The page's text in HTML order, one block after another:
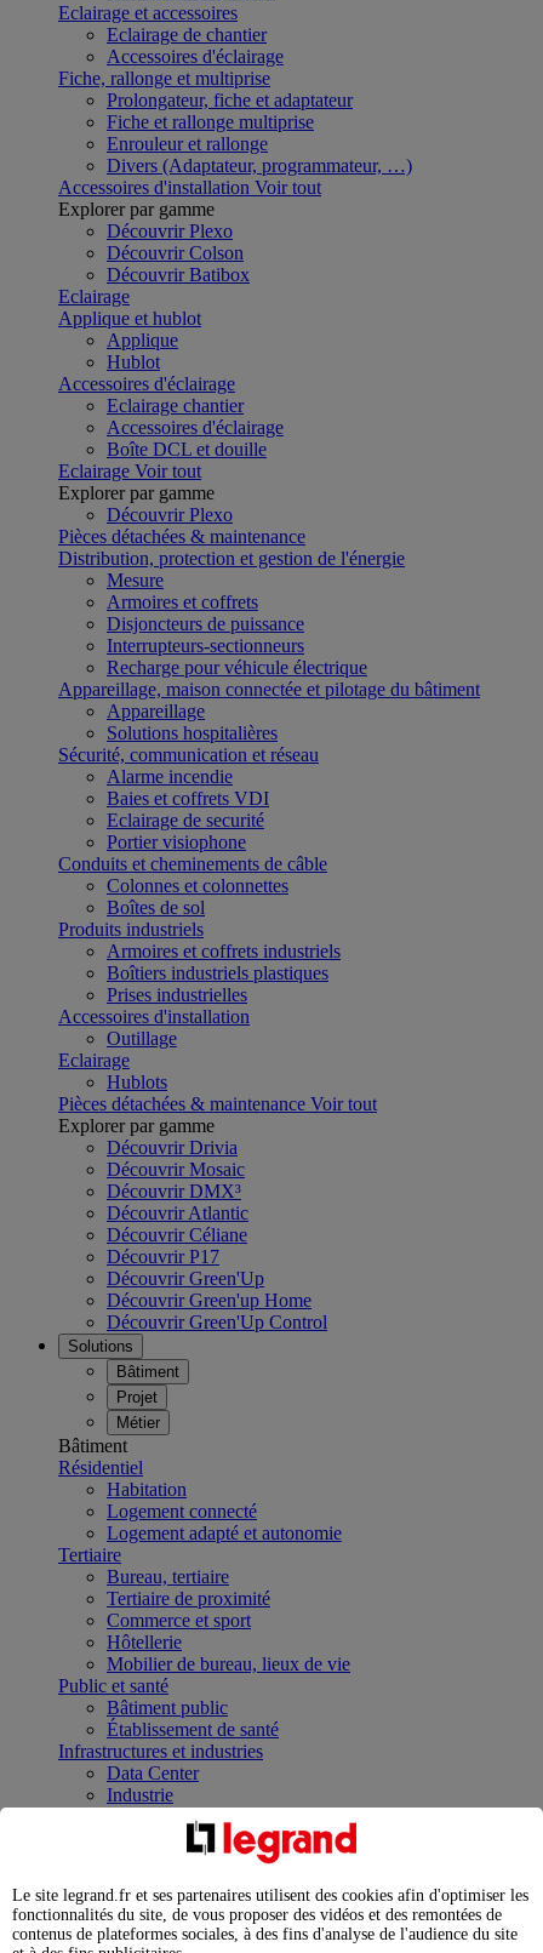
Eclairage et accessoires
Eclairage de chantier
Accessoires d'éclairage
Fiche, rallonge et multiprise
Prolongateur, fiche et adaptateur
Fiche et rallonge multiprise
Enrouleur et rallonge
Divers (Adaptateur, programmateur, …)
Accessoires d'installation Voir tout
Explorer par gamme
Découvrir Plexo
Découvrir Colson
Découvrir Batibox
Eclairage
Applique et hublot
Applique
Hublot
Accessoires d'éclairage
Eclairage chantier
Accessoires d'éclairage
Boîte DCL et douille
Eclairage Voir tout
Explorer par gamme
Découvrir Plexo
Pièces détachées & maintenance
Distribution, protection et gestion de l'énergie
Mesure
Armoires et coffrets
Disjoncteurs de puissance
Interrupteurs-sectionneurs
Recharge pour véhicule électrique
Appareillage, maison connectée et pilotage du bâtiment
Appareillage
Solutions hospitalières
Sécurité, communication et réseau
Alarme incendie
Baies et coffrets VDI
Eclairage de securité
Portier visiophone
Conduits et cheminements de câble
Colonnes et colonnettes
Boîtes de sol
Produits industriels
Armoires et coffrets industriels
Boîtiers industriels plastiques
Prises industrielles
Accessoires d'installation
Outillage
Eclairage
Hublots
Pièces détachées & maintenance Voir tout
Explorer par gamme
Découvrir Drivia
Découvrir Mosaic
Découvrir DMX³
Découvrir Atlantic
Découvrir Céliane
Découvrir P17
Découvrir Green'Up
Découvrir Green'up Home
Découvrir Green'Up Control
Solutions
Bâtiment
Projet
Métier
Bâtiment
Résidentiel
Habitation
Logement connecté
Logement adapté et autonomie
Tertiaire
Bureau, tertiaire
Tertiaire de proximité
Commerce et sport
Hôtellerie
Mobilier de bureau, lieux de vie
Public et santé
Bâtiment public
Établissement de santé
Infrastructures et industries
Data Center
Industrie
Infrastructures
Contrôler et planifier le fonctionnement des appareils
Répartir et optimiser son tableau électrique
Legrand Data Center Solutions : concentrer les
expertises au service de vos performances
Le site legrand.fr et ses partenaires utilisent des cookies afin d'optimiser les
fonctionnalités du site, de vous proposer des vidéos et des remontées de
contenus de plateformes sociales, à des fins d'analyse de l'audience du site